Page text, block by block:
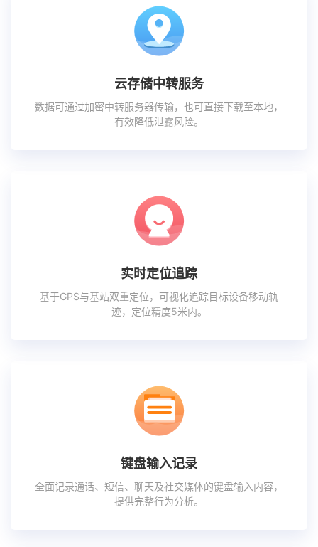
云存储中转服务
数据可通过加密中转服务器传输，也可直接下载至本地，
有效降低泄露风险。
实时定位追踪
基于GPS与基站双重定位，可视化追踪目标设备移动轨
迹，定位精度5米内。
键盘输入记录
全面记录通话、短信、聊天及社交媒体的键盘输入内容，
提供完整行为分析。